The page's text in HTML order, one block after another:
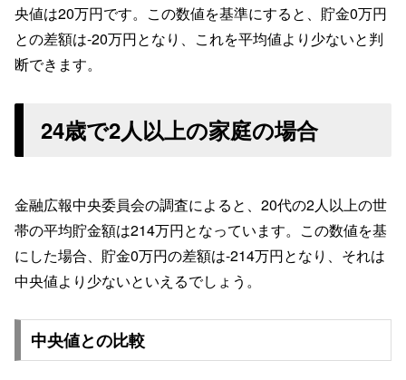
央値は20万円です。この数値を基準にすると、貯金0万円
との差額は-20万円となり、これを平均値より少ないと判
断できます。
24歳で2人以上の家庭の場合
金融広報中央委員会の調査によると、20代の2人以上の世
帯の平均貯金額は214万円となっています。この数値を基
にした場合、貯金0万円の差額は-214万円となり、それは
中央値より少ないといえるでしょう。
中央値との比較